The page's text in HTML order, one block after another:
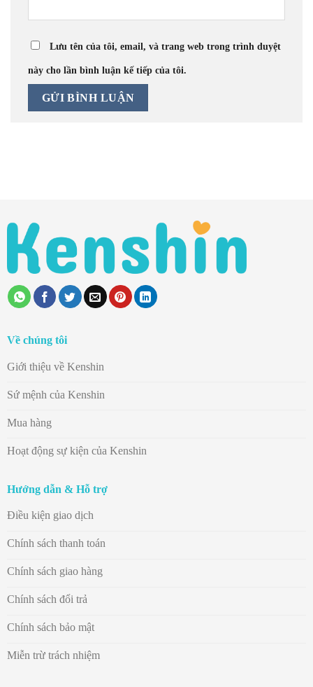
Lưu tên của tôi, email, và trang web trong trình duyệt
này cho lần bình luận kế tiếp của tôi.
Về chúng tôi
Giới thiệu về Kenshin
Sứ mệnh của Kenshin
Mua hàng
Hoạt động sự kiện của Kenshin
Hướng dẫn & Hỗ trợ
Điều kiện giao dịch
Chính sách thanh toán
Chính sách giao hàng
Chính sách đổi trả
Chính sách bảo mật
Miễn trừ trách nhiệm